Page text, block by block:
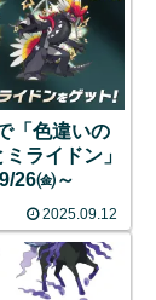
「色違いの
ライドン」
26㈮～
2025.09.12